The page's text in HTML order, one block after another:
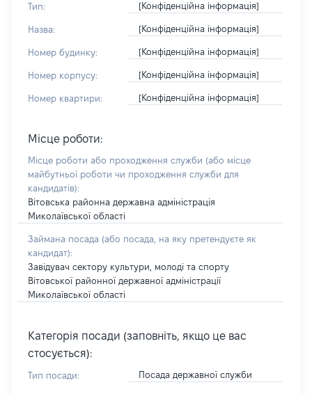
Тип: [Конфіденційна інформація]
Назва: [Конфіденційна інформація]
Номер будинку: [Конфіденційна інформація]
Номер корпусу: [Конфіденційна інформація]
Номер квартири: [Конфіденційна інформація]
Місце роботи:
Місце роботи або проходження служби (або місце
майбутньої роботи чи проходження служби для
кандидатів):
Вітовська районна державна адміністрація
Миколаївської області
Займана посада (або посада, на яку претендуєте як
кандидат):
Завідувач сектору культури, молоді та спорту
Вітовської районної державної адміністрації
Миколаївської області
Категорія посади (заповніть, якщо це вас
стосується):
Тип посади: Посада державної служби